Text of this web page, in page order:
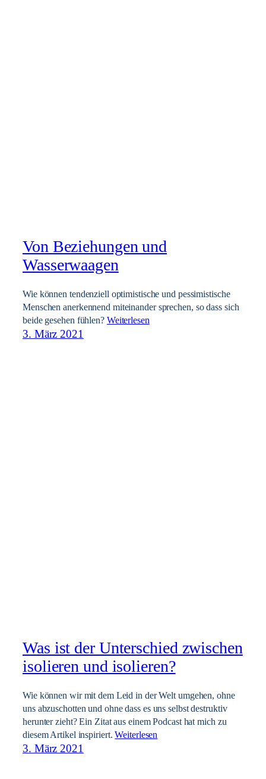
Von Beziehungen und
Wasserwaagen
Wie können tendenziell optimistische und pessimistische
Menschen anerkennend miteinander sprechen, so dass sich
beide gesehen fühlen? Weiterlesen
3. März 2021
Was ist der Unterschied zwischen
isolieren und isolieren?
Wie können wir mit dem Leid in der Welt umgehen, ohne
uns abzuschotten und ohne dass es uns selbst destruktiv
herunter zieht? Ein Zitat aus einem Podcast hat mich zu
diesem Artikel inspiriert.Weiterlesen
3. März 2021